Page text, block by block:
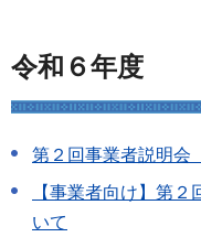
令和６年度
第２回事業者説明
【事業者向け】第
いて